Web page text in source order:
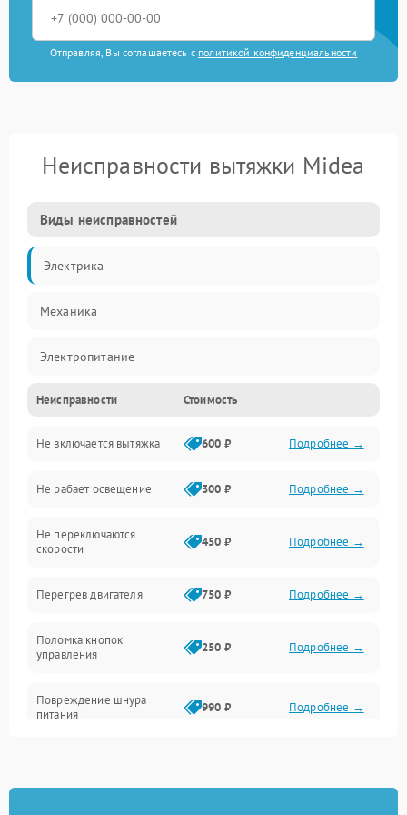
Отправляя, Вы соглашаетесь с политикой конфиденциальности
Неисправности вытяжки Midea
Виды неисправностей
Электрика
Механика
Электропитание
Вентиляция
Освещение
Механические повреждения
Электроника
Неисправности Стоимость
Не включается вытяжка 600 ₽ Подробнее →
Не рабает освещение 300 ₽ Подробнее →
Не переключаются
скорости
450 ₽ Подробнее →
Перегрев двигателя 750 ₽ Подробнее →
Поломка кнопок
управления
250 ₽ Подробнее →
Повреждение шнура
питания
990 ₽ Подробнее →